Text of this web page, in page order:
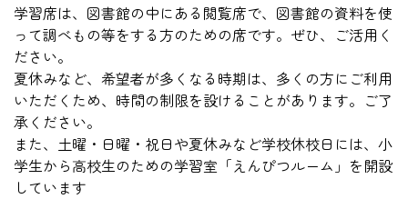
学習席は、図書館の中にある閲覧席で、図書館の資料を使
って調べもの等をする方のための席です。ぜひ、ご活用く
ださい。
夏休みなど、希望者が多くなる時期は、多くの方にご利用
いただくため、時間の制限を設けることがあります。ご了
承ください。
また、土曜・日曜・祝日や夏休みなど学校休校日には、小
学生から高校生のための学習室「えんぴつルーム」を開設
しています